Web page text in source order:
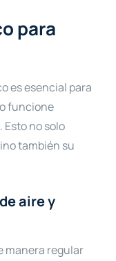
para
es esencial para
funcione
no solo
también su
aire y
manera regular